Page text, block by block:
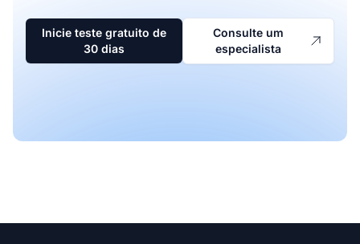
Inicie teste gratuito de
30 dias
Consulte um
especialista